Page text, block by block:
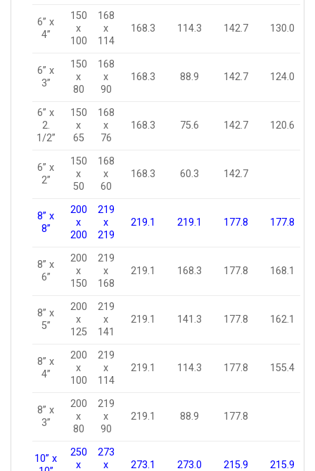
6” x
4”
150
x
100
168
x
114
168.3 114.3 142.7 130.0
6” x
3”
150
x
80
168
x
90
168.3 88.9 142.7 124.0
6” x
2.
1/2”
150
x
65
168
x
76
168.3 75.6 142.7 120.6
6” x
2”
150
x
50
168
x
60
168.3 60.3 142.7
8” x
8”
200
x
200
219
x
219
219.1 219.1 177.8 177.8
8” x
6”
200
x
150
219
x
168
219.1 168.3 177.8 168.1
8” x
5”
200
x
125
219
x
141
219.1 141.3 177.8 162.1
8” x
4”
200
x
100
219
x
114
219.1 114.3 177.8 155.4
8” x
3”
200
x
80
219
x
90
219.1 88.9 177.8
10” x
250
x
273
x
273.1 273.0 215.9 215.9